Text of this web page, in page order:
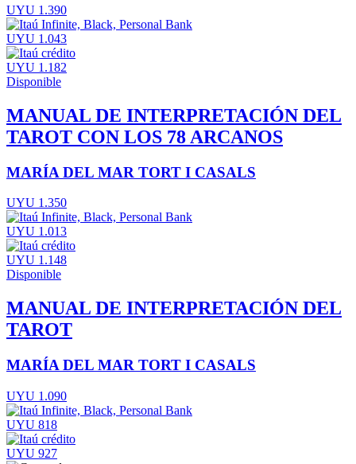
UYU 1.390
UYU 1.043
UYU 1.182
Disponible
MANUAL DE INTERPRETACIÓN DEL
TAROT CON LOS 78 ARCANOS
MARÍA DEL MAR TORT I CASALS
UYU 1.350
UYU 1.013
UYU 1.148
Disponible
MANUAL DE INTERPRETACIÓN DEL
TAROT
MARÍA DEL MAR TORT I CASALS
UYU 1.090
UYU 818
UYU 927